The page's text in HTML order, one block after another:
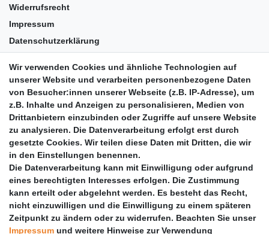
Widerrufsrecht
Impressum
Datenschutzerklärung
Barrierefreiheit
Anleitungen
Vertrag widerrufen
PARTNER
DHL
GLS
PaketPLUS
Wir verwenden Cookies und ähnliche Technologien auf
unserer Website und verarbeiten personenbezogene Daten
von Besucher:innen unserer Webseite (z.B. IP-Adresse), um
z.B. Inhalte und Anzeigen zu personalisieren, Medien von
Drittanbietern einzubinden oder Zugriffe auf unsere Website
zu analysieren. Die Datenverarbeitung erfolgt erst durch
gesetzte Cookies. Wir teilen diese Daten mit Dritten, die wir
in den Einstellungen benennen.
Die Datenverarbeitung kann mit Einwilligung oder aufgrund
eines berechtigten Interesses erfolgen. Die Zustimmung
kann erteilt oder abgelehnt werden. Es besteht das Recht,
nicht einzuwilligen und die Einwilligung zu einem späteren
Zeitpunkt zu ändern oder zu widerrufen. Beachten Sie unser
Impressum und weitere Hinweise zur Verwendung